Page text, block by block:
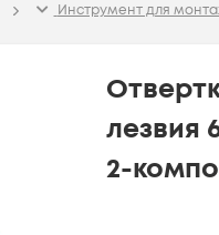
Инструмент для
лезвия
2-